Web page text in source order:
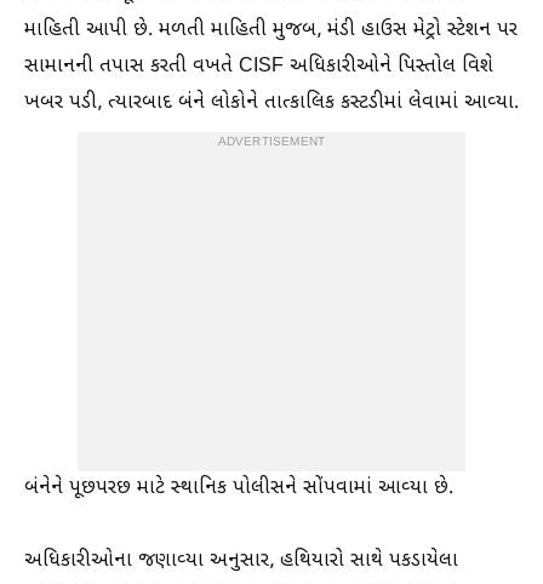
માહિતી આપી છે. મળતી માહિતી મુજબ, મંડી હાઉસ મેટ્રો સ્ટેશન પર
સામાનની તપાસ કરતી વખતે CISF અધિકારીઓને પિસ્તોલ વિશે
ખબર પડી, ત્યારબાદ બંને લોકોને તાત્કાલિક કસ્ટડીમાં લેવામાં આવ્યા.
ADVERTISEMENT
બંનેને પૂછપરછ માટે સ્થાનિક પોલીસને સોંપવામાં આવ્યા છે.
અધિકારીઓના જણાવ્યા અનુસાર, હથિયારો સાથે પકડાયેલા